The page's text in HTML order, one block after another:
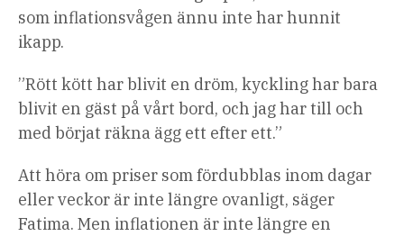
som inflationsvågen ännu inte har hunnit
ikapp.
”Rött kött har blivit en dröm, kyckling har bara
blivit en gäst på vårt bord, och jag har till och
med börjat räkna ägg ett efter ett.”
Att höra om priser som fördubblas inom dagar
eller veckor är inte längre ovanligt, säger
Fatima. Men inflationen är inte längre en